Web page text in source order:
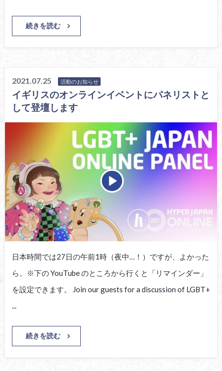
続きを読む
2021.07.25 活動のお知らせ
イギリスのオンラインイベントにパネリストと
して登壇します
日本時間では27日の午前1時（夜中…！）ですが、よかった
ら。※下の YouTube のところから行くと「リマインダー」
を設定できます。 Join our guests for a discussion of LGBT+
...
続きを読む